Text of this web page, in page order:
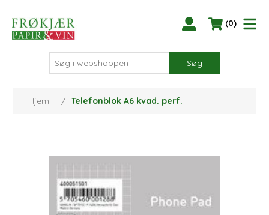
(0)
Søg
Hjem / Telefonblok A6 kvad. perf.